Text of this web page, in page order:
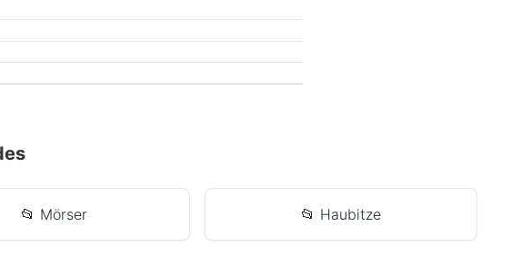
📂 Mörser 📂 Haubitze